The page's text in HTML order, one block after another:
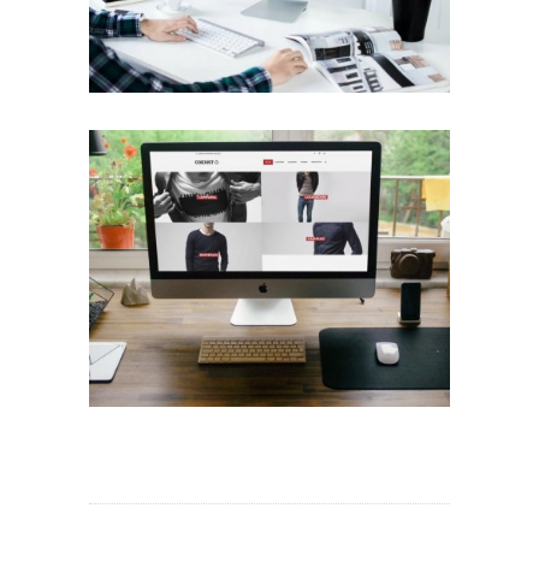
Diseño Web para Indumentaria
Trabajos Web